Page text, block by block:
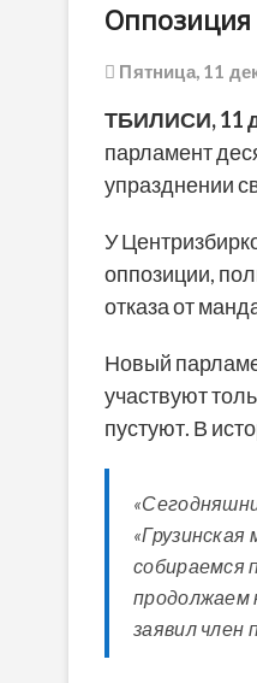
Оппозиция
Пятница, 11
ТБИЛИСИ, 11
парламент
упразднении
У
оппозиции,
отказа от
Новый
участвуют
пустуют. В
собираемся
продолжаем
заявил член